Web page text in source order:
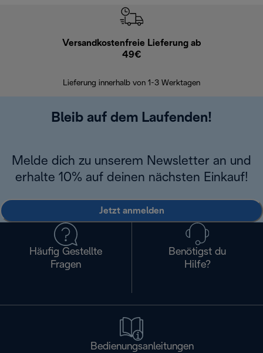
Versandkostenfreie Lieferung ab
49€
Lieferung innerhalb von 1-3 Werktagen
Bleib auf dem Laufenden!
Melde dich zu unserem Newsletter an und
erhalte 10% auf deinen nächsten Einkauf!
Jetzt anmelden
Häufig Gestellte
Fragen
Benötigst du
Hilfe?
Bedienungsanleitungen